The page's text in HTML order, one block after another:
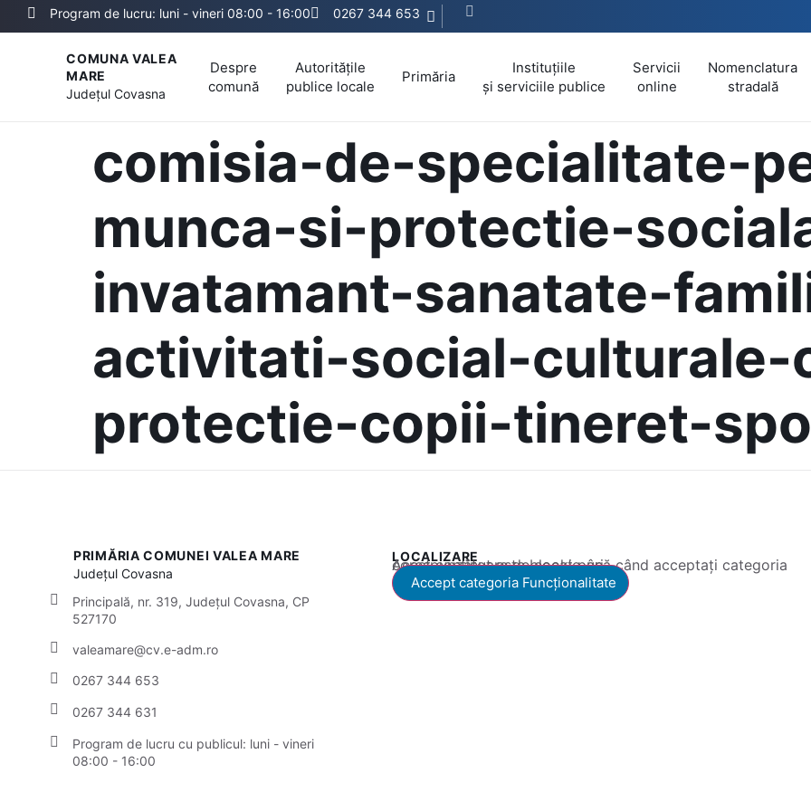
Program de lucru: luni - vineri 08:00 - 16:00 0267 344 653
COMUNA VALEA
MARE
JudețulCovasna
Despre
comună
Autoritățile
publice locale
Primăria
Instituțiile
și serviciile publice
Servicii
online
Nomenclatura
stradală
comisia-de-specialitate-
munca-si-protectie-
invatamant-sanatate-
activitati-social-culturale-
protectie-copii-tineret-
PRIMĂRIA COMUNEI VALEA MARE
JudețulCovasna
Principală, nr. 319, Județul Covasna, CP
527170
valeamare@cv.e-adm.ro
0267 344 653
0267 344 631
Program de lucru cu publicul: luni - vineri
08:00 - 16:00
LOCALIZARE
Acest conținut este blocat până când acceptați categoria corespunzătoare de cookie-uri.
Accept categoria Funcționalitate